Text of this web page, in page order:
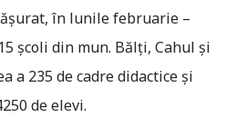
în lunile februarie –
școli din mun. Bălți, Cahul și
a 235 de cadre didactice și
de elevi.